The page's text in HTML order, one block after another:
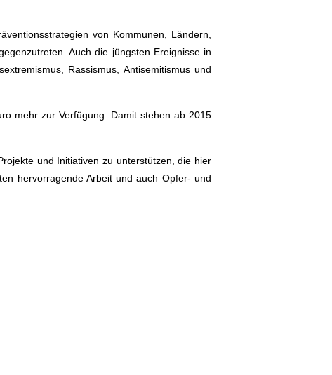
von Kommunen, Ländern,
Auch die jüngsten Ereignisse in
Rassismus, Antisemitismus und
mehr zur Verfügung. Damit stehen ab 2015
und Initiativen zu unterstützen, die hier
hervorragende Arbeit und auch Opfer- und